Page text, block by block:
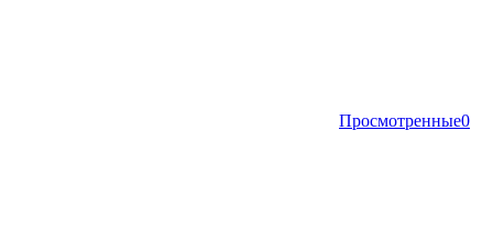
Просмотренные0